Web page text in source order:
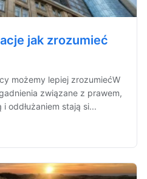
jak zrozumieć
możemy lepiej zrozumiećW
związane z prawem,
oddłużaniem stają si...